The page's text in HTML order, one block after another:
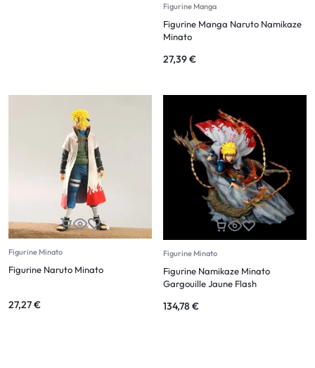
Figurine Manga
Figurine Manga Naruto Namikaze
Minato
27,39€
Figurine Minato
Figurine Naruto Minato
27,27€
Figurine Minato
Figurine Namikaze Minato
Gargouille Jaune Flash
134,78€